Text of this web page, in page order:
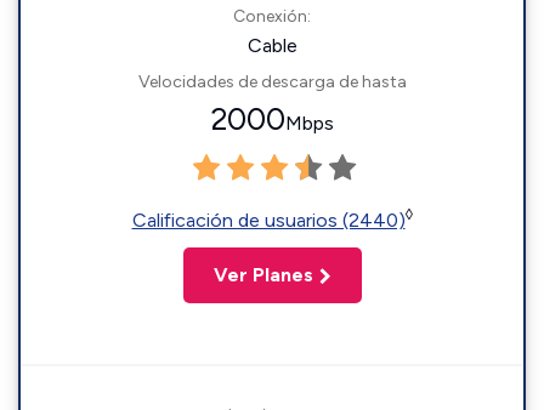
Conexión:
Cable
Velocidades de descarga de hasta
2000Mbps
Calificación de usuarios (2440)◊
Ver Planes